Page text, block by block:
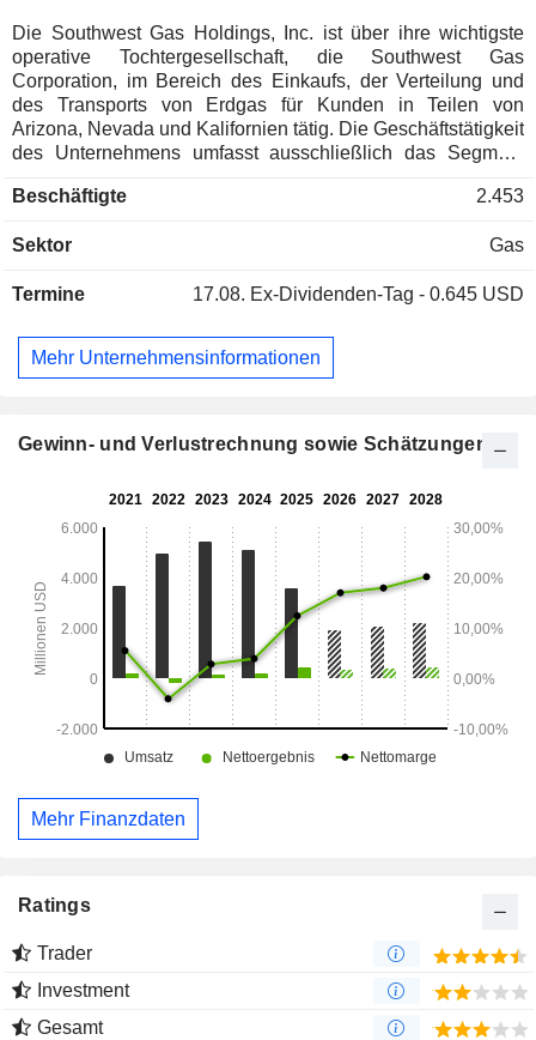
Die Southwest Gas Holdings, Inc. ist über ihre wichtigste
operative Tochtergesellschaft, die Southwest Gas
Corporation, im Bereich des Einkaufs, der Verteilung und
des Transports von Erdgas für Kunden in Teilen von
Arizona, Nevada und Kalifornien tätig. Die Geschäftstätigkeit
des Unternehmens umfasst ausschließlich das Segment
Erdgasversorger in Arizona und Nevada und verteilt sowie
Kaliforniens. Darüber hinaus betreibt das Unternehmen über
zwischenstaatliche Pipelines, die Teile von Nevada und
Beschäftigte 2.453
Sektor Gas
Termine 17.08. Ex-Dividenden-Tag - 0.645 USD
Mehr Unternehmensinformationen
Gewinn- und Verlustrechnung sowie Schätzungen
Mehr Finanzdaten
Ratings
Trader
Investment
Gesamt